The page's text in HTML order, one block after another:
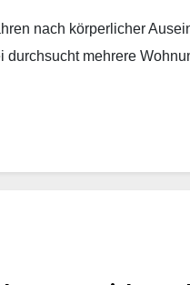
nach körperlicher
durchsucht mehrere